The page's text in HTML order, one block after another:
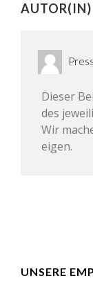
AUTOR(IN)
Dieser
des
Wir
eigen.
UNSERE